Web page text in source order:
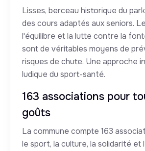
Lisses, berceau historique du
des cours adaptés aux seniors.
l'équilibre et la lutte contre la
sont de véritables moyens de
risques de chute. Une approche
ludique du sport-santé.
163 associations pour
goûts
La commune compte 163
le sport, la culture, la solidarité et